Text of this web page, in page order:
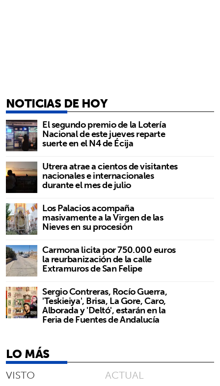
NOTICIAS DE HOY
El segundo premio de la Lotería
Nacional de este jueves reparte
suerte en el N4 de Écija
Utrera atrae a cientos de visitantes
nacionales e internacionales
durante el mes de julio
Los Palacios acompaña
masivamente a la Virgen de las
Nieves en su procesión
Carmona licita por 750.000 euros
la reurbanización de la calle
Extramuros de San Felipe
Sergio Contreras, Rocío Guerra,
'Teskieiya', Brisa, La Gore, Caro,
Alborada y 'Deltó', estarán en la
Feria de Fuentes de Andalucía
LO MÁS
VISTO ACTUAL